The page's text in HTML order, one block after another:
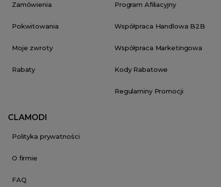
Zamówienia
Pokwitowania
Moje zwroty
Rabaty
Program Afiliacyjny
Współpraca Handlowa B2B
Współpraca Marketingowa
Kody Rabatowe
Regulaminy Promocji
CLAMODI
Polityka prywatności
O firmie
FAQ